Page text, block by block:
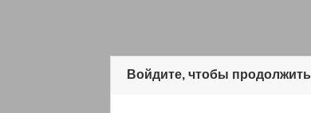
Войдите, чтобы продолжить